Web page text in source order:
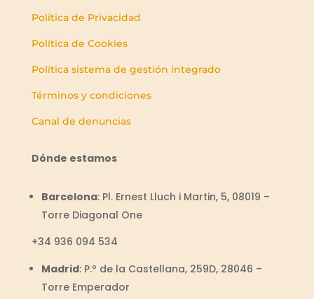
Política de Privacidad
Política de Cookies
Política sistema de gestión integrado
Términos y condiciones
Canal de denuncias
Dónde estamos
Barcelona: Pl. Ernest Lluch i Martin, 5, 08019 –
Torre Diagonal One
+34 936 094 534
Madrid: P.º de la Castellana, 259D, 28046 –
Torre Emperador